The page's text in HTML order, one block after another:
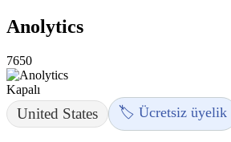
Anolytics
7650
Kapalı
United States 🏷️ Ücretsiz üyelik